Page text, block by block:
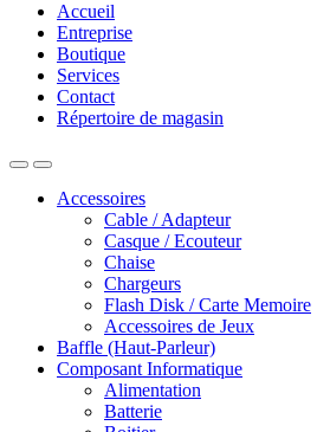
Accueil
Entreprise
Boutique
Services
Contact
Répertoire de magasin
Accessoires
Cable / Adapteur
Casque / Ecouteur
Chaise
Chargeurs
Flash Disk / Carte Memoire
Accessoires de Jeux
Baffle (Haut-Parleur)
Composant Informatique
Alimentation
Batterie